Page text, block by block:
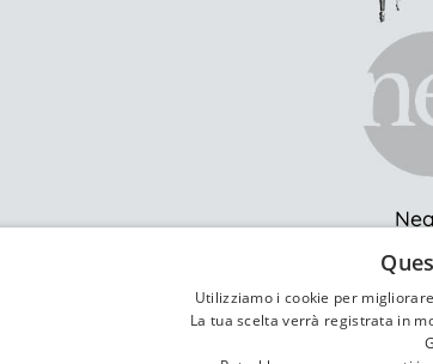
Via
Tel.
p.iva:
Utilizziamo i cookie per
La tua scelta verrà registrata in